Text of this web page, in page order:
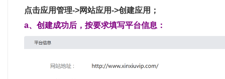
点击应用管理->网站应用->创建应用；
a、创建成功后，按要求填写平台信息：